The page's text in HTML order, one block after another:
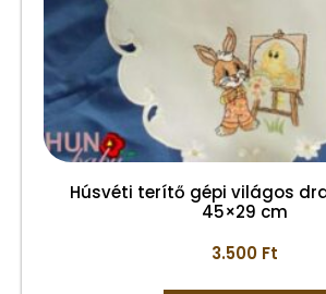
Húsvéti terítő gépi világos
45×29 cm
3.500 Ft